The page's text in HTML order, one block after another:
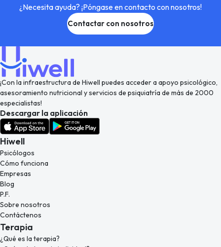
¿Necesita ayuda? ¡Póngase en contacto con nosotros!
Contactar con nosotros
¡Con la infraestructura de Hiwell puedes acceder a apoyo psicológico,
asesoramiento nutricional y servicios de psiquiatría de más de 2000
especialistas!
Descargar la aplicación
Hiwell
Psicólogos
Cómo funciona
Empresas
Blog
P.F.
Sobre nosotros
Contáctenos
Terapia
¿Qué es la terapia?